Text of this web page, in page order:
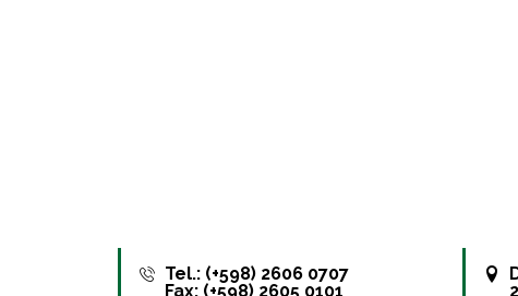
Tel.: (+598) 2606 0707
Fax: (+598) 2605 0101